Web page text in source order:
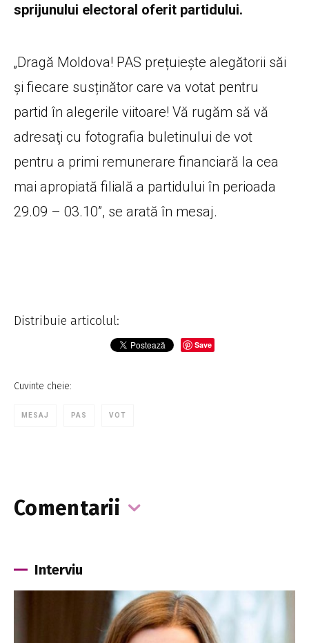
sprijunului electoral oferit partidului.
„Dragă Moldova! PAS prețuiește alegătorii săi
și fiecare susținător care va votat pentru
partid în alegerile viitoare! Vă rugăm să vă
adresaţi cu fotografia buletinului de vot
pentru a primi remunerare financiară la cea
mai apropiată filială a partidului în perioada
29.09 – 03.10”, se arată în mesaj.
Distribuie articolul:
Save
Cuvinte cheie:
MESAJ PAS VOT
Comentarii
Interviu